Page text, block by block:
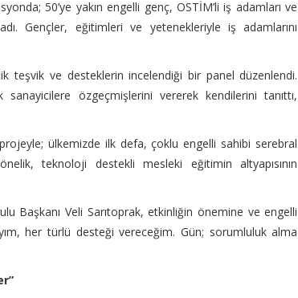
50’ye yakın engelli genç, OSTİM’li iş adamları ve
Gençler, eğitimleri ve yetenekleriyle iş adamlarını
teşvik ve desteklerin incelendiği bir panel düzenlendi.
özgeçmişlerini vererek kendilerini tanıttı,
ülkemizde ilk defa, çoklu engelli sahibi serebral
teknoloji destekli mesleki eğitimin altyapısının
Başkanı Veli Sarıtoprak, etkinliğin önemine ve engelli
her türlü desteği vereceğim. Gün; sorumluluk alma